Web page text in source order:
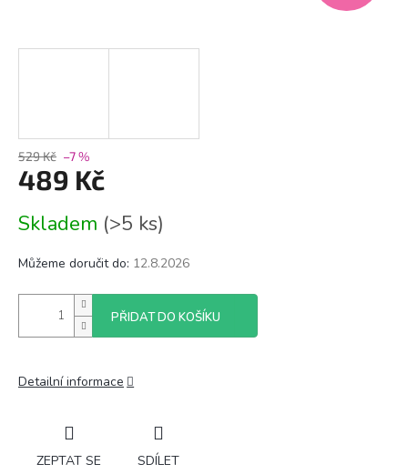
529 Kč –7 %
489 Kč
cena:
Skladem (>5 ks)
Můžeme doručit do: 12.8.2026
PŘIDAT DO KOŠÍKU
Detailní informace
ZEPTAT SE SDÍLET